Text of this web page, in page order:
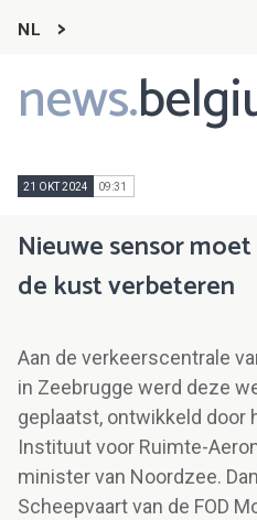
NL
news.
Main
navigation
21 OKT 2024 09:31
Nieuwe sensor
de kust verbeteren
Aan de verkeerscentrale
in Zeebrugge werd deze
geplaatst, ontwikkeld door
Instituut voor Ruimte-
minister van Noordzee.
Scheepvaart van de FOD